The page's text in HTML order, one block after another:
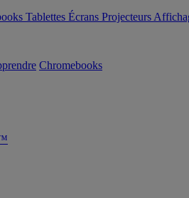
Tablettes Écrans Projecteurs
Chromebooks